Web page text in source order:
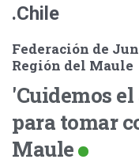
.Chile
Federación de
Región del Maule
'Cuidemos
para tomar
Maule